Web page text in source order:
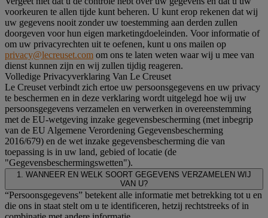
voorkeuren te allen tijde kunt beheren. U kunt erop rekenen dat wij
uw gegevens nooit zonder uw toestemming aan derden zullen
doorgeven voor hun eigen marketingdoeleinden. Voor informatie of
om uw privacyrechten uit te oefenen, kunt u ons mailen op
privacy@lecreuset.com om ons te laten weten waar wij u mee van
dienst kunnen zijn en wij zullen tijdig reageren.
Volledige Privacyverklaring Van Le Creuset
Le Creuset verbindt zich ertoe uw persoonsgegevens en uw privacy
te beschermen en in deze verklaring wordt uitgelegd hoe wij uw
persoonsgegevens verzamelen en verwerken in overeenstemming
met de EU-wetgeving inzake gegevensbescherming (met inbegrip
van de EU Algemene Verordening Gegevensbescherming
2016/679) en de wet inzake gegevensbescherming die van
toepassing is in uw land, gebied of locatie (de
"Gegevensbeschermingswetten").
1. WANNEER EN WELK SOORT GEGEVENS VERZAMELEN WIJ
VAN U?
“Persoonsgegevens” betekent alle informatie met betrekking tot u en
die ons in staat stelt om u te identificeren, hetzij rechtstreeks of in